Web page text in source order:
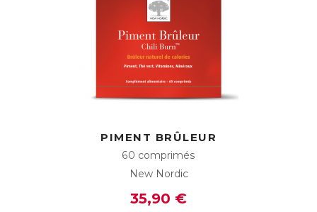
L’extrait de feuilles de Mûrier japonais contenu dans
Zuccarin est standardisé à 2% en DNJ, pour une efficacité
http://zuccarin.fr/
3401560874273
Télécharger la fiche produit
PIMENT BRÛLEUR
60 comprimés
New Nordic
35,90 €